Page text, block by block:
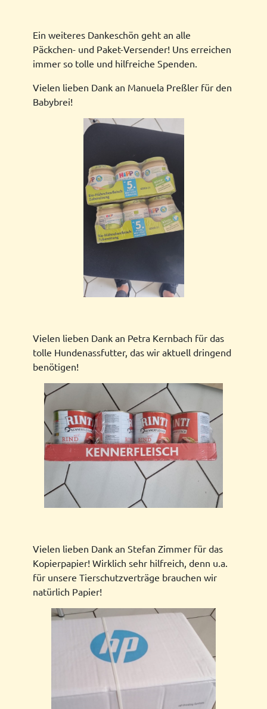
Ein weiteres Dankeschön geht an alle
Päckchen- und Paket-Versender! Uns erreichen
immer so tolle und hilfreiche Spenden.
Vielen lieben Dank an Manuela Preßler für den
Babybrei!
Vielen lieben Dank an Petra Kernbach für das
tolle Hundenassfutter, das wir aktuell dringend
benötigen!
Vielen lieben Dank an Stefan Zimmer für das
Kopierpapier! Wirklich sehr hilfreich, denn u.a.
für unsere Tierschutzverträge brauchen wir
natürlich Papier!